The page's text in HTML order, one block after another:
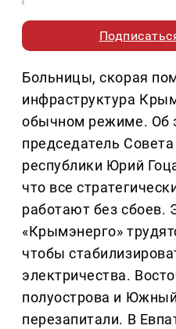
Больницы, скорая
инфраструктура
обычном режиме. Об
председатель
республики Юрий
что все
работают без сбоев.
«Крымэнерго»
чтобы
электричества.
полуострова и
перезапитали. В